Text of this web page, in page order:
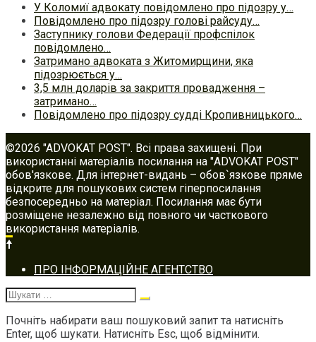
У Коломиї адвокату повідомлено про підозру у…
Повідомлено про підозру голові райсуду…
Заступнику голови Федерації профспілок
повідомлено…
Затримано адвоката з Житомирщини, яка
підозрюється у…
3,5 млн доларів за закриття провадження –
затримано…
Повідомлено про підозру судді Кропивницького…
©2026 "ADVOKAT POST". Всі права захищені. При
використанні матеріалів посилання на "ADVOKAT POST"
обов'язкове. Для інтернет-видань – обов`язкове пряме
відкрите для пошукових систем гіперпосилання
безпосередньо на матеріал. Посилання має бути
розміщене незалежно від повного чи часткового
використання матеріалів.
Footer
navigation
ПРО ІНФОРМАЦІЙНЕ АГЕНТСТВО
Шукати:
Почніть набирати ваш пошуковий запит та натисніть
Enter, щоб шукати. Натисніть Esc, щоб відмінити.